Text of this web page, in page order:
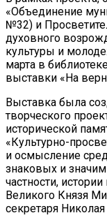
«Объединение
№32) и
духовного
культуры и
марта в
выставки «На
Выставка была
творческого
исторической
«Культурно-
и осмысление
знаковых и
частности,
Великого Князя
секретаря